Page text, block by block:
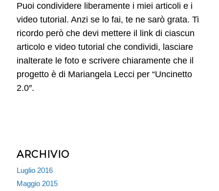
Puoi condividere liberamente i miei articoli e i
video tutorial. Anzi se lo fai, te ne sarò grata. Ti
ricordo però che devi mettere il link di ciascun
articolo e video tutorial che condividi, lasciare
inalterate le foto e scrivere chiaramente che il
progetto è di Mariangela Lecci per “Uncinetto
2.0″.
ARCHIVIO
Luglio 2016
Maggio 2015